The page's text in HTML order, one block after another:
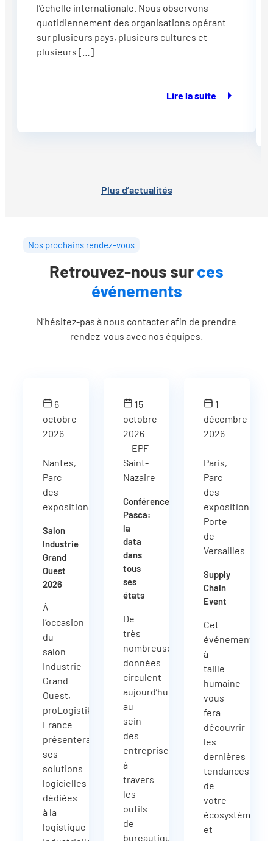
l’échelle internationale. Nous observons
quotidiennement des organisations opérant
sur plusieurs pays, plusieurs cultures et
plusieurs […]
Lire la suite
Plus d’actualités
Nos prochains rendez-vous
Retrouvez-nous surces
événements
N’hésitez-pas à nous contacter afin de prendre
rendez-vous avec nos équipes.
6
octobre
2026
—
Nantes,
Parc
des
expositions
Salon
Industrie
Grand
Ouest
2026
À
l’occasion
du
salon
Industrie
Grand
Ouest,
proLogistik
France
présentera
ses
solutions
logicielles
dédiées
à la
logistique
15
octobre
2026
— EPF
Saint-
Nazaire
Conférence
Pasca:
la
data
dans
tous
ses
états
De
très
nombreuses
données
circulent
aujourd’hui
au
sein
des
entreprises
à
travers
les
outils
de
bureautique,
1
décembre
2026
—
Paris,
Parc
des
expositions
Porte
de
Versailles
Supply
Chain
Event
Cet
événement
à
taille
humaine
vous
fera
découvrir
les
dernières
tendances
de
votre
écosystème
et